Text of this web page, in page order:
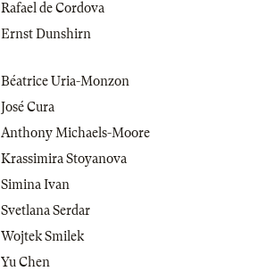
Rafael de Cordova
Ernst Dunshirn
Béatrice Uria-Monzon
José Cura
Anthony Michaels-Moore
Krassimira Stoyanova
Simina Ivan
Svetlana Serdar
Wojtek Smilek
Yu Chen